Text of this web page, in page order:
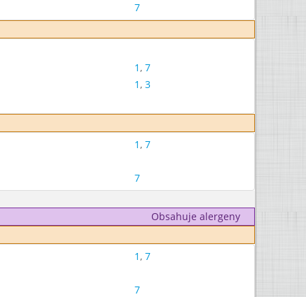
7
1, 7
1, 3
1, 7
7
Obsahuje alergeny
1, 7
7